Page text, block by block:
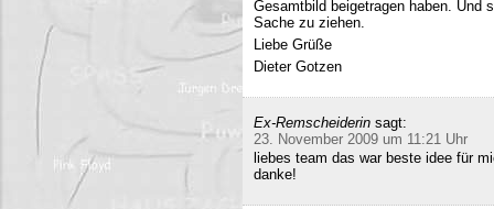
Gesamtbild beigetragen haben. Und
Sache zu ziehen.
Liebe Grüße
Dieter Gotzen
Ex-Remscheiderin sagt:
23. November 2009 um 11:21 Uhr
liebes team das war beste idee für
danke!